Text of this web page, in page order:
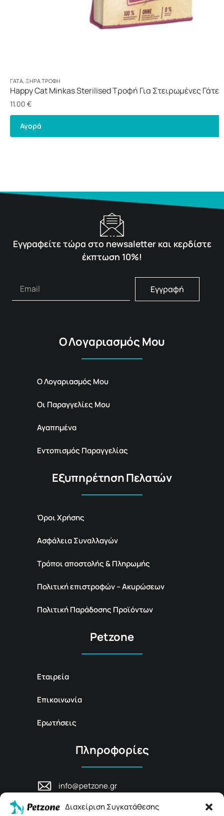
Διαχείριση Συγκατάθεσης
ΓΆΤΑ ΞΗΡΆ ΤΡΟΦΉ
Happy Cat Minkas Sterilised Τροφή Για Στειρωμένες Γάτες
11.00 €
Αγορά
Εγγραφείτε τώρα στο newsaletter και κερδίστε
έκπτωση 10%!
Εγγραφή
Ο Λογαριασμός Μου
Ο Λογαριασμός Μου
Οι Παραγγελίες Μου
Αγαπημένα
Εντοπισμός Παραγγελίας
Εξυπηρέτηση Πελατών
Όροι Χρήσης
Ασφάλεια Συναλλαγών
Τρόποι αποστολής & Πληρωμής
Πολιτική επιστροφών – Ακυρώσεων
Πολιτική Παράδοσης Προϊόντων
Petzone
Εταιρεία
Επικοινωνία
Ερωτήσεις
Πληροφορίες
info@petzone.gr
Ρέθυμνο, Κρήτη